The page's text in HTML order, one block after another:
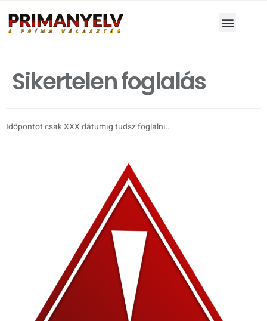
Sikertelen foglalás
Időpontot csak XXX dátumig tudsz foglalni…